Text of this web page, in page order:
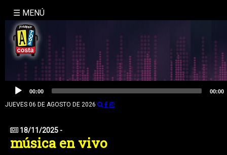
INICIO
NOSOTROS
LA
MOLE
BUSQUEDA
CONTACTO
☰ MENÚ
Reproductor
audio
00:00 00:00
JUEVES 06 DE AGOSTO DE 2026
18/11/2025 -
música en vivo